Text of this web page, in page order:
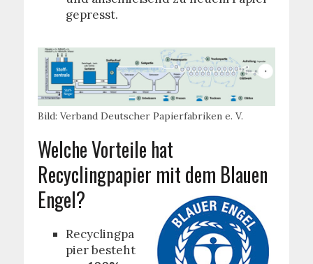
gepresst.
Bild: Verband Deutscher Papierfabriken e. V.
Welche Vorteile hat
Recyclingpapier mit dem Blauen
Engel?
Recyclingpa
pier besteht